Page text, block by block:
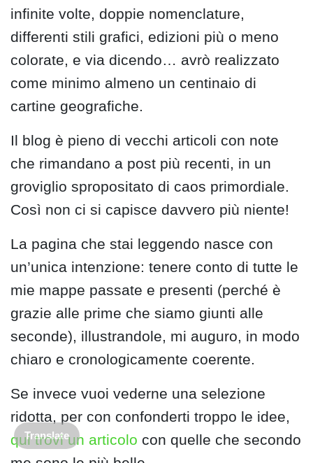
infinite volte, doppie nomenclature,
differenti stili grafici, edizioni più o meno
colorate, e via dicendo… avrò realizzato
come minimo almeno un centinaio di
cartine geografiche.
Il blog è pieno di vecchi articoli con note
che rimandano a post più recenti, in un
groviglio spropositato di caos primordiale.
Così non ci si capisce davvero più niente!
La pagina che stai leggendo nasce con
un’unica intenzione: tenere conto di tutte le
mie mappe passate e presenti (perché è
grazie alle prime che siamo giunti alle
seconde), illustrandole, mi auguro, in modo
chiaro e cronologicamente coerente.
Se invece vuoi vederne una selezione
ridotta, per con confonderti troppo le idee,
qui trovi un articolo con quelle che secondo
Translate